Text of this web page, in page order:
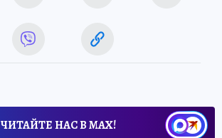
ЧИТАЙТЕ НАС В МАХ!